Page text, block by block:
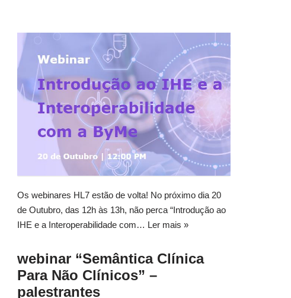
Os webinares HL7 estão de volta! No próximo dia 20
de Outubro, das 12h às 13h, não perca “Introdução ao
IHE e a Interoperabilidade com… Ler mais »
webinar “Semântica Clínica
Para Não Clínicos” –
palestrantes